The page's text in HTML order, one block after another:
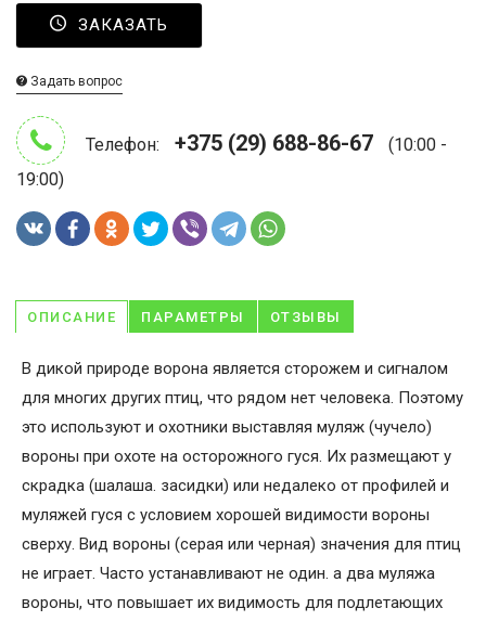
ЗАКАЗАТЬ
Задать вопрос
Телефон: +375 (29) 688-86-67
(10:00 -
19:00)
ОПИСАНИЕ ПАРАМЕТРЫ ОТЗЫВЫ
В дикой природе ворона является сторожем и сигналом
для многих других птиц, что рядом нет человека. Поэтому
это используют и охотники выставляя муляж (чучело)
вороны при охоте на осторожного гуся. Их размещают у
скрадка (шалаша. засидки) или недалеко от профилей и
муляжей гуся с условием хорошей видимости вороны
сверху. Вид вороны (серая или черная) значения для птиц
не играет. Часто устанавливают не один. а два муляжа
вороны, что повышает их видимость для подлетающих